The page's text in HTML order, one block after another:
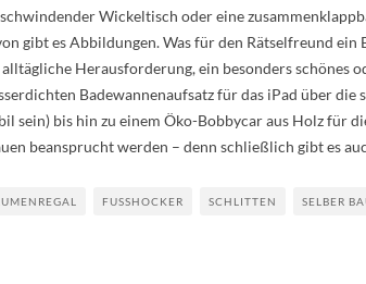
Wickeltisch oder eine
gibt es Abbildungen. Was für den Rätselfreund
Herausforderung, ein besonders schönes
Badewannenaufsatz für das iPad über
sein) bis hin zu einem Öko-Bobbycar aus Holz für
beansprucht werden – denn schließlich gibt es
FUSSHOCKER SCHLITTEN SELBER